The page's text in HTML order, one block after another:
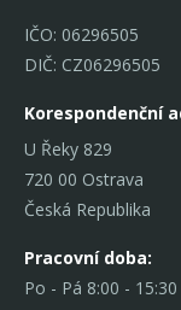
IČO: 06296505
DIČ: CZ06296505
Korespondenční
U Řeky 829
720 00 Ostrava
Česká Republika
Pracovní doba:
Po - Pá 8:00 - 15:30